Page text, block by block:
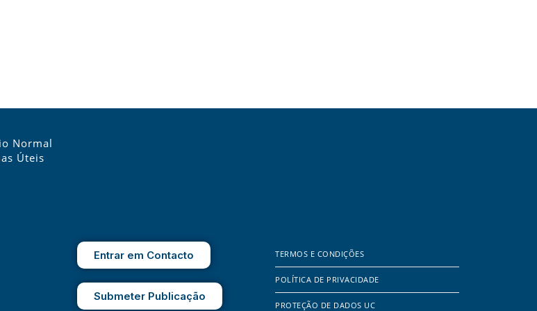
Normal
Úteis
Entrar em Contacto
Submeter Publicação
TERMOS E CONDIÇÕES
POLÍTICA DE PRIVACIDADE
PROTEÇÃO DE DADOS UC